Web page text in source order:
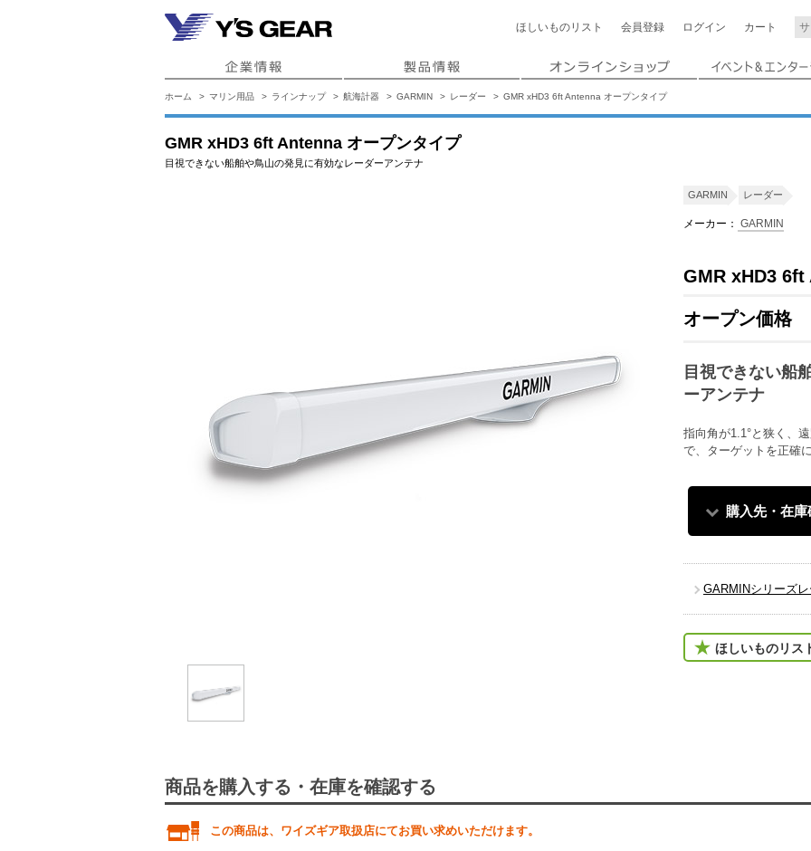
ほしいもの リスト 会員登録 ログイン カート
ホーム マリン用品 ラインナップ 航海計器 GARMIN レーダー GMR xHD3 6ft Antenna オープンタイプ
GMR xHD3 6ft Antenna オープンタイプ
目視できない船舶や鳥山の発見に有効なレーダーアンテナ
GARMIN レーダー
メーカー： GARMIN
GMR xHD3 6ft
オープン価格
目視できない船
ーアンテナ
指向角が1.1°と狭く、
で、ターゲットを正確
購入先・在庫
GARMINシリーズ
ほしいものリス
商品を購入する・在庫を確認する
この商品は、ワイズギア取扱店にてお買い求めいただけます。